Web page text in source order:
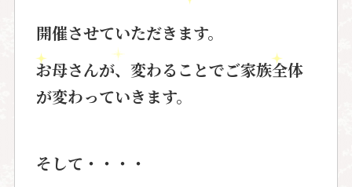
開催させていただきます。
お母さんが、変わることでご家族全体
が変わっていきます。
そして・・・・